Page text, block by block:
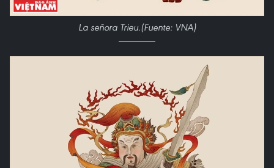
La señora Trieu.(Fuente: VNA)